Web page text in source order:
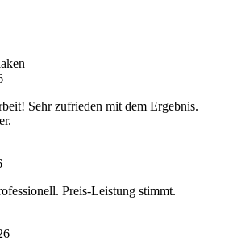
Sehr zufrieden mit dem Ergebnis.
Preis-Leistung stimmt.